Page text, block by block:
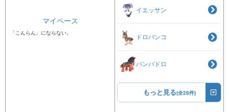
マイペース
「こんらん」にならない。
イエッサン
ドロバンコ
バンバドロ
もっと見る(全28件)